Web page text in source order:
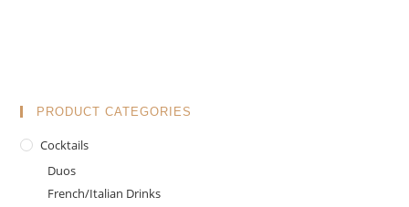
PRODUCT CATEGORIES
Cocktails
Duos
French/Italian Drinks